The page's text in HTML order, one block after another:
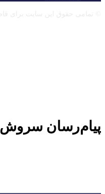
پیام‌رسان سروش